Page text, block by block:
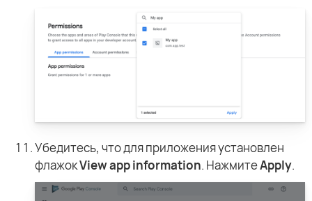
Убедитесь, что для приложения установлен
флажокView app information. НажмитеApply.